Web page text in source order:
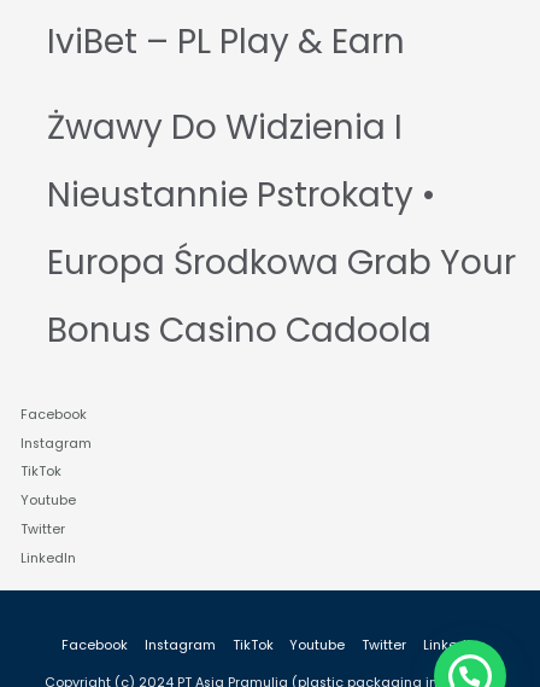
IviBet – PL Play & Earn
Żwawy Do Widzienia I
Nieustannie Pstrokaty •
Europa Środkowa Grab Your
Bonus Casino Cadoola
Facebook
Instagram
TikTok
Youtube
Twitter
LinkedIn
Facebook Instagram TikTok Youtube Twitter LinkedIn
Copyright (c) 2024 PT Asia Pramulia (plastic packaging industry in
Need Help?